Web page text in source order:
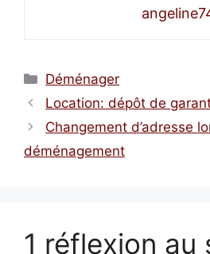
Catégories
Déménager
Location: dépôt de
Changement d’adresse
déménagement
1 réflexion au